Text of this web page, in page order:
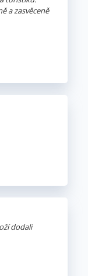
a zasvěceně
dodali